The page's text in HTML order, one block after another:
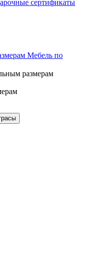
сертификаты
Мебель по